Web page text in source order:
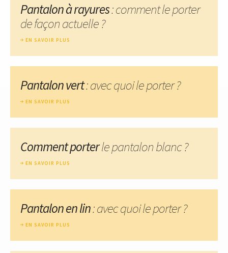
Pantalon à rayures: comment le porter
de façon actuelle ?
EN SAVOIR PLUS
Pantalon vert: avec quoi le porter ?
EN SAVOIR PLUS
Comment porterle pantalon blanc ?
EN SAVOIR PLUS
Pantalon en lin: avec quoi le porter ?
EN SAVOIR PLUS